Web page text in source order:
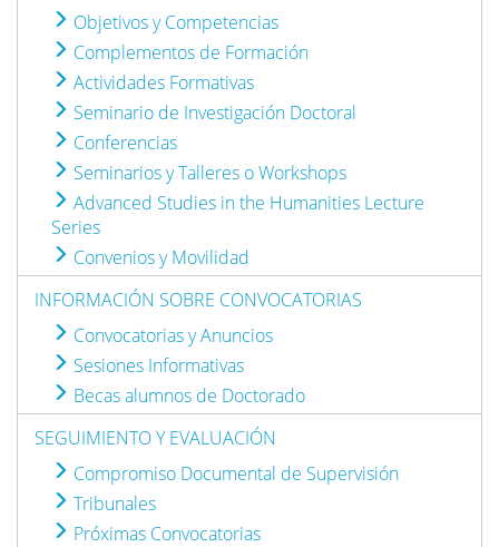
Objetivos y Competencias
Complementos de Formación
Actividades Formativas
Seminario de Investigación Doctoral
Conferencias
Seminarios y Talleres o Workshops
Advanced Studies in the Humanities Lecture
Series
Convenios y Movilidad
INFORMACIÓN SOBRE CONVOCATORIAS
Convocatorias y Anuncios
Sesiones Informativas
Becas alumnos de Doctorado
SEGUIMIENTO Y EVALUACIÓN
Compromiso Documental de Supervisión
Tribunales
Próximas Convocatorias